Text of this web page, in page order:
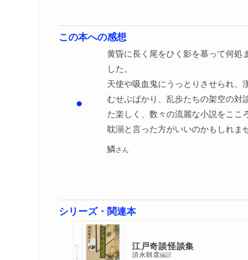
この本への感想
黄昏に長く尾をひく影を慕って何処
した。
天使や吸血鬼にうっとりさせられ、
むせぶばかり、乱歩たちの架空の対
た楽しく、数々の流麗な小説をこ
耽溺と言った方がいいのかもしれま
鱗さん
シリーズ・関連本
ちくま学芸文庫 江戸奇談怪談集
須永朝彦編訳